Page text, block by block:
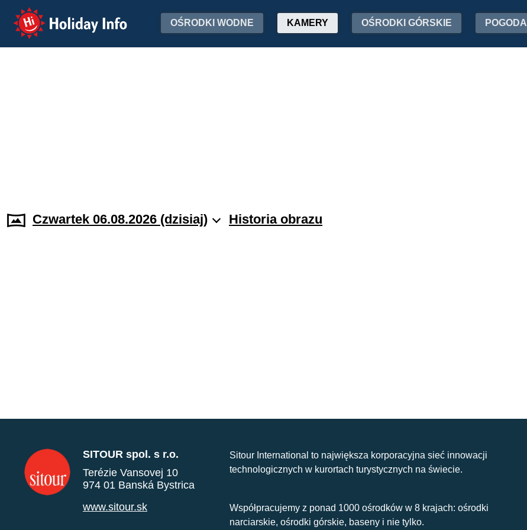
Holiday Info OŚRODKI WODNE KAMERY OŚRODKI GÓRSKIE POGODA
Czwartek 06.08.2026 (dzisiaj) Historia obrazu
SITOUR spol. s r.o.
Terézie Vansovej 10
974 01 Banská Bystrica
www.sitour.sk
Sitour International to największa korporacyjna sieć innowacji
technologicznych w kurortach turystycznych na świecie.
Współpracujemy z ponad 1000 ośrodków w 8 krajach: ośrodki
narciarskie, ośrodki górskie, baseny i nie tylko.